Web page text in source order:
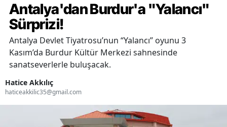
Antalya'dan Burdur'a "Yalancı"
Sürprizi!
Antalya Devlet Tiyatrosu’nun “Yalancı” oyunu 3
Kasım’da Burdur Kültür Merkezi sahnesinde
sanatseverlerle buluşacak.
Hatice Akkılıç
haticeakkilic35@gmail.com